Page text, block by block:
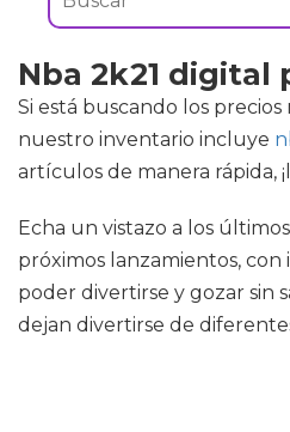
Nba 2k21 digital
Si está buscando los
nuestro inventario incluye
artículos de manera rápida,
Echa un vistazo a los
próximos lanzamientos,
poder divertirse y gozar sin
dejan divertirse de